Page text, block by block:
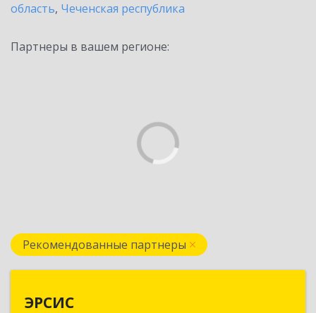
область, Чеченская республика
Партнеры в вашем регионе:
Рекомендованные партнеры
ЭРСИС